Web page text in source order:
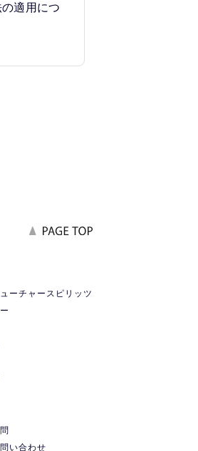
適用につ
ーチャースピリッツ
い合わせ